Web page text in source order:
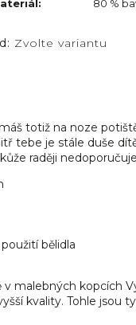
: 80 %
Zvolte variantu
totiž na noze
tebe je stále duše
raději
bělidla
malebných kopcích
kvality. Tohle jsou